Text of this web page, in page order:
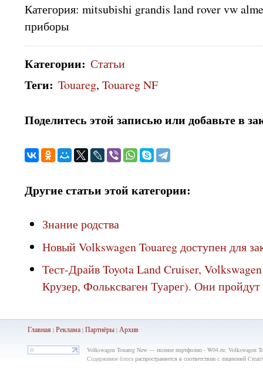
Категория: mitsubishi grandis land rover vw
приборы
Категории: Статьи
Теги: Touareg, Touareg NF
Поделитесь этой записью или добавьте в
Другие статьи этой категории:
Знание родства
Новый Volkswagen Touareg доступен для
Тест-Драйв Toyota Land Cruiser,
Крузер, Фольксваген Туарег). Они пройдут
Главная| Реклама| Партнёры| Архив
Volkswagen Touareg New — полное портфолио - W04.ru: Volkswagen
Содержимое блогараспространяется в соответствии с лицензией